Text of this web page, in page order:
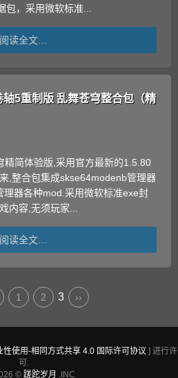
，采用微软标准...
阅读全文…
5重制版 乱舞苍穹整合包（精
精简体验版,采用官方最新的1.5.80
,整合包集成skse64modenb管理器
器各种mod.采用微软标准exe封
内容,无须玩家...
阅读全文…
1 2 3 ››
使用-相同方式共享 4.0 国际许可协议 ] 进行许
可.
© 蹉跎岁月 .INC